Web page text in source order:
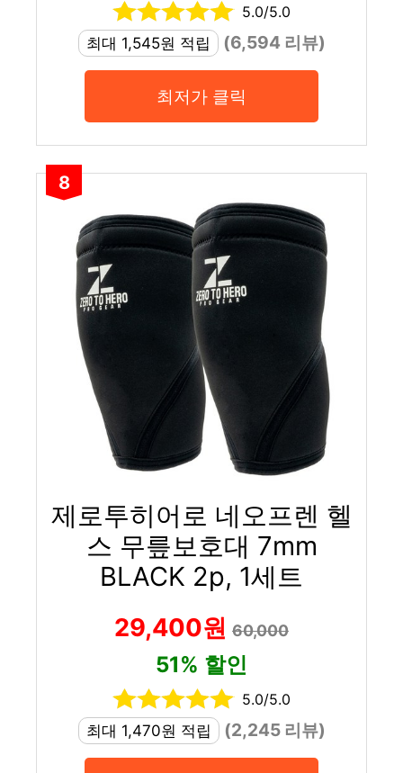
5.0/5.0
최대 1,545원 적립
(6,594 리뷰)
최저가 클릭
8
제로투히어로 네오프렌 헬
스 무릎보호대 7mm
BLACK 2p, 1세트
29,400원 60,000
51% 할인
5.0/5.0
최대 1,470원 적립
(2,245 리뷰)